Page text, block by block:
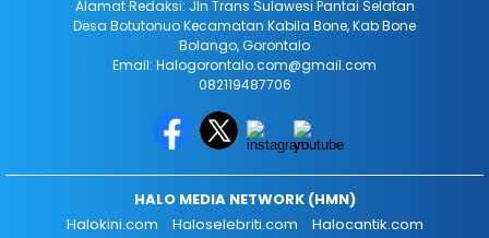
Alamat Redaksi: Jln Trans Sulawesi Pantai Selatan
Desa Botutonuo Kecamatan Kabila Bone, Kab Bone
Bolango, Gorontalo
Email: Halogorontalo.com@gmail.com
082119487706
HALO MEDIA NETWORK (HMN)
Halokini.com
Haloselebriti.com
Halocantik.com